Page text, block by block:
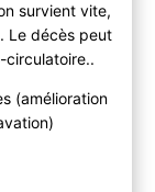
survient vite,
Le décès peut
circulatoire..
(amélioration